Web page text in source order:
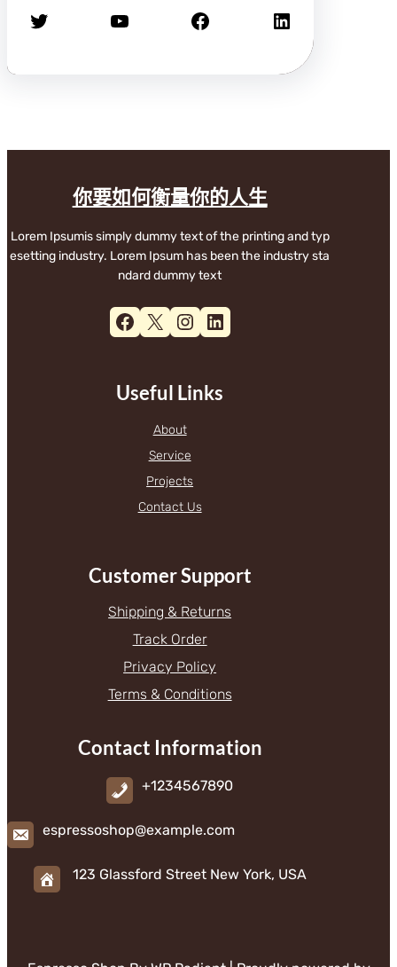
X YouTube Facebook LinkedIn
你要如何衡量你的人生
Lorem Ipsumis simply dummy text of the printing and typ
esetting industry. Lorem Ipsum has been the industry sta
ndard dummy text
Facebook X Instagram LinkedIn
Useful Links
About
Service
Projects
Contact Us
Customer Support
Shipping & Returns
Track Order
Privacy Policy
Terms & Conditions
Contact Information
+1234567890
espressoshop@example.com
123 Glassford Street New York, USA